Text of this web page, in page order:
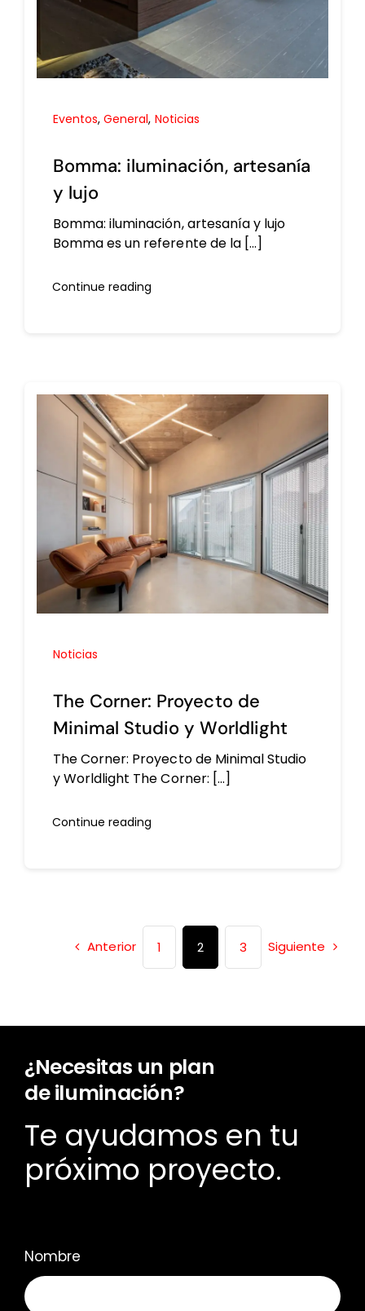
Eventos,General, Noticias
Bomma: iluminación, artesanía
y lujo
Bomma: iluminación, artesanía y lujo
Bomma es un referente de la [...]
Continue reading
Noticias
The Corner: Proyecto de
Minimal Studio y Worldlight
The Corner: Proyecto de Minimal Studio
y Worldlight The Corner: [...]
Continue reading
Anterior 1 2 3 Siguiente
¿Necesitas un plan
de iluminación?
Te ayudamos en tu
próximo proyecto.
Nombre